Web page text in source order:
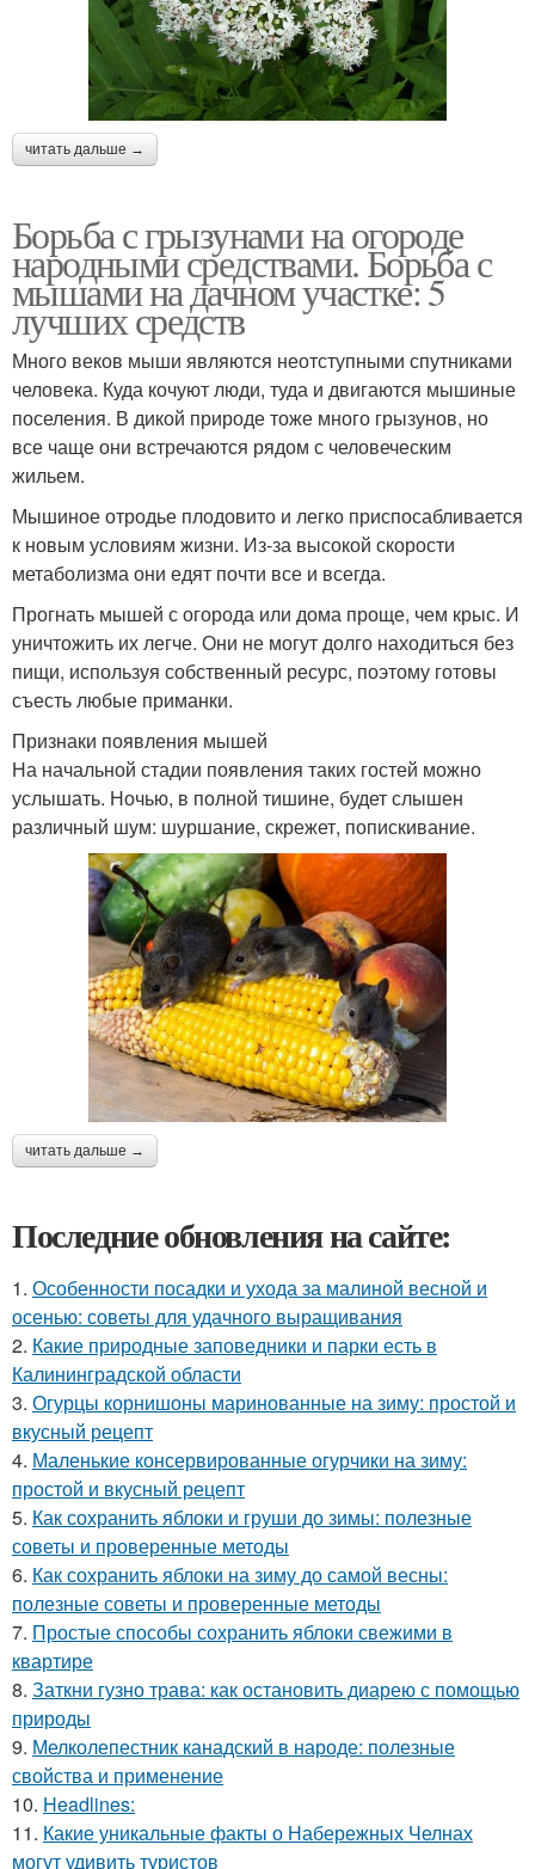
читать дальше →
Борьба с грызунами на огороде
народными средствами. Борьба с
мышами на дачном участке: 5
лучших средств
Много веков мыши являются неотступными спутниками
человека. Куда кочуют люди, туда и двигаются мышиные
поселения. В дикой природе тоже много грызунов, но
все чаще они встречаются рядом с человеческим
жильем.
Мышиное отродье плодовито и легко приспосабливается
к новым условиям жизни. Из-за высокой скорости
метаболизма они едят почти все и всегда.
Прогнать мышей с огорода или дома проще, чем крыс. И
уничтожить их легче. Они не могут долго находиться без
пищи, используя собственный ресурс, поэтому готовы
съесть любые приманки.
Признаки появления мышей
На начальной стадии появления таких гостей можно
услышать. Ночью, в полной тишине, будет слышен
различный шум: шуршание, скрежет, попискивание.
читать дальше →
Последние обновления на сайте:
1. Особенности посадки и ухода за малиной весной и
осенью: советы для удачного выращивания
2. Какие природные заповедники и парки есть в
Калининградской области
3. Огурцы корнишоны маринованные на зиму: простой и
вкусный рецепт
4. Маленькие консервированные огурчики на зиму:
простой и вкусный рецепт
5. Как сохранить яблоки и груши до зимы: полезные
советы и проверенные методы
6. Как сохранить яблоки на зиму до самой весны:
полезные советы и проверенные методы
7. Простые способы сохранить яблоки свежими в
квартире
8. Заткни гузно трава: как остановить диарею с помощью
природы
9. Мелколепестник канадский в народе: полезные
свойства и применение
10. Headlines:
11. Какие уникальные факты о Набережных Челнах
могут удивить туристов